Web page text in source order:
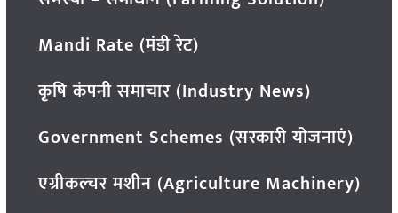
Mandi Rate (मंडी रेट)
कृषि कंपनी समाचार (Industry News)
Government Schemes (सरकारी योजनाएं)
एग्रीकल्चर मशीन (Agriculture Machinery)